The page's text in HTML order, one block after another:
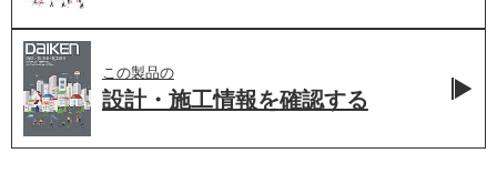
この製品の
設計・施工情報を確認する